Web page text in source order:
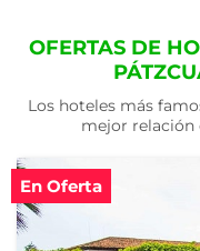
OFERTAS DE
Los hoteles más
mejor relación
En Oferta